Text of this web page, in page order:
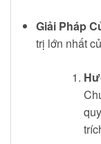
Giải Pháp
trị lớn nhất